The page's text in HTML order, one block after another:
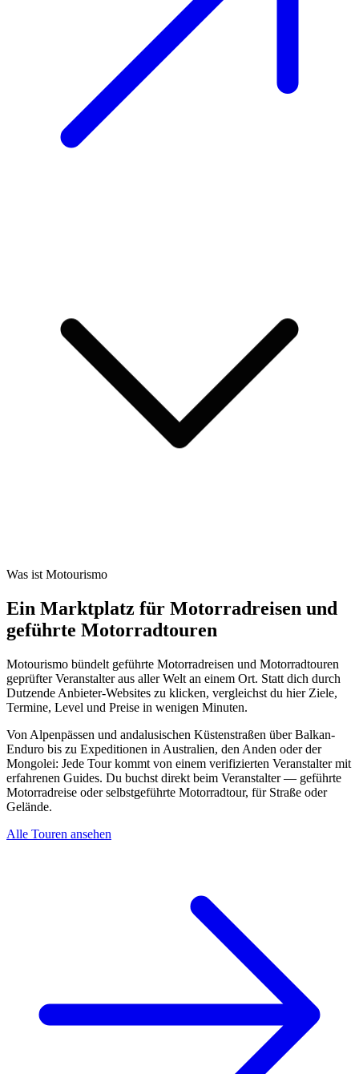
Was ist Motourismo
Ein Marktplatz für Motorradreisen und
geführte Motorradtouren
Motourismo bündelt geführte Motorradreisen und Motorradtouren
geprüfter Veranstalter aus aller Welt an einem Ort. Statt dich durch
Dutzende Anbieter-Websites zu klicken, vergleichst du hier Ziele,
Termine, Level und Preise in wenigen Minuten.
Von Alpenpässen und andalusischen Küstenstraßen über Balkan-
Enduro bis zu Expeditionen in Australien, den Anden oder der
Mongolei: Jede Tour kommt von einem verifizierten Veranstalter mit
erfahrenen Guides. Du buchst direkt beim Veranstalter — geführte
Motorradreise oder selbstgeführte Motorradtour, für Straße oder
Gelände.
Alle Touren ansehen